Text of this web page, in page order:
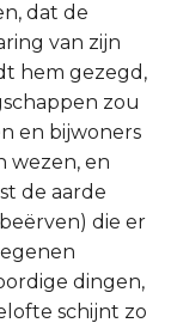
dat de
van zijn
hem gezegd,
zou
en bijwoners
wezen, en
de aarde
die er
dingen,
schijnt zo